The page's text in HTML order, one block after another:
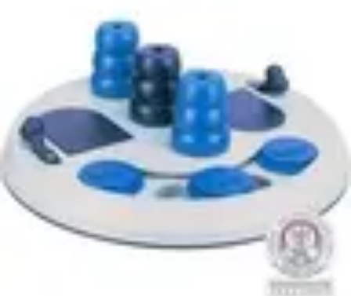
Gestion des Parties Prenantes
Gestion de ProjetComparatifs
Projets Matures